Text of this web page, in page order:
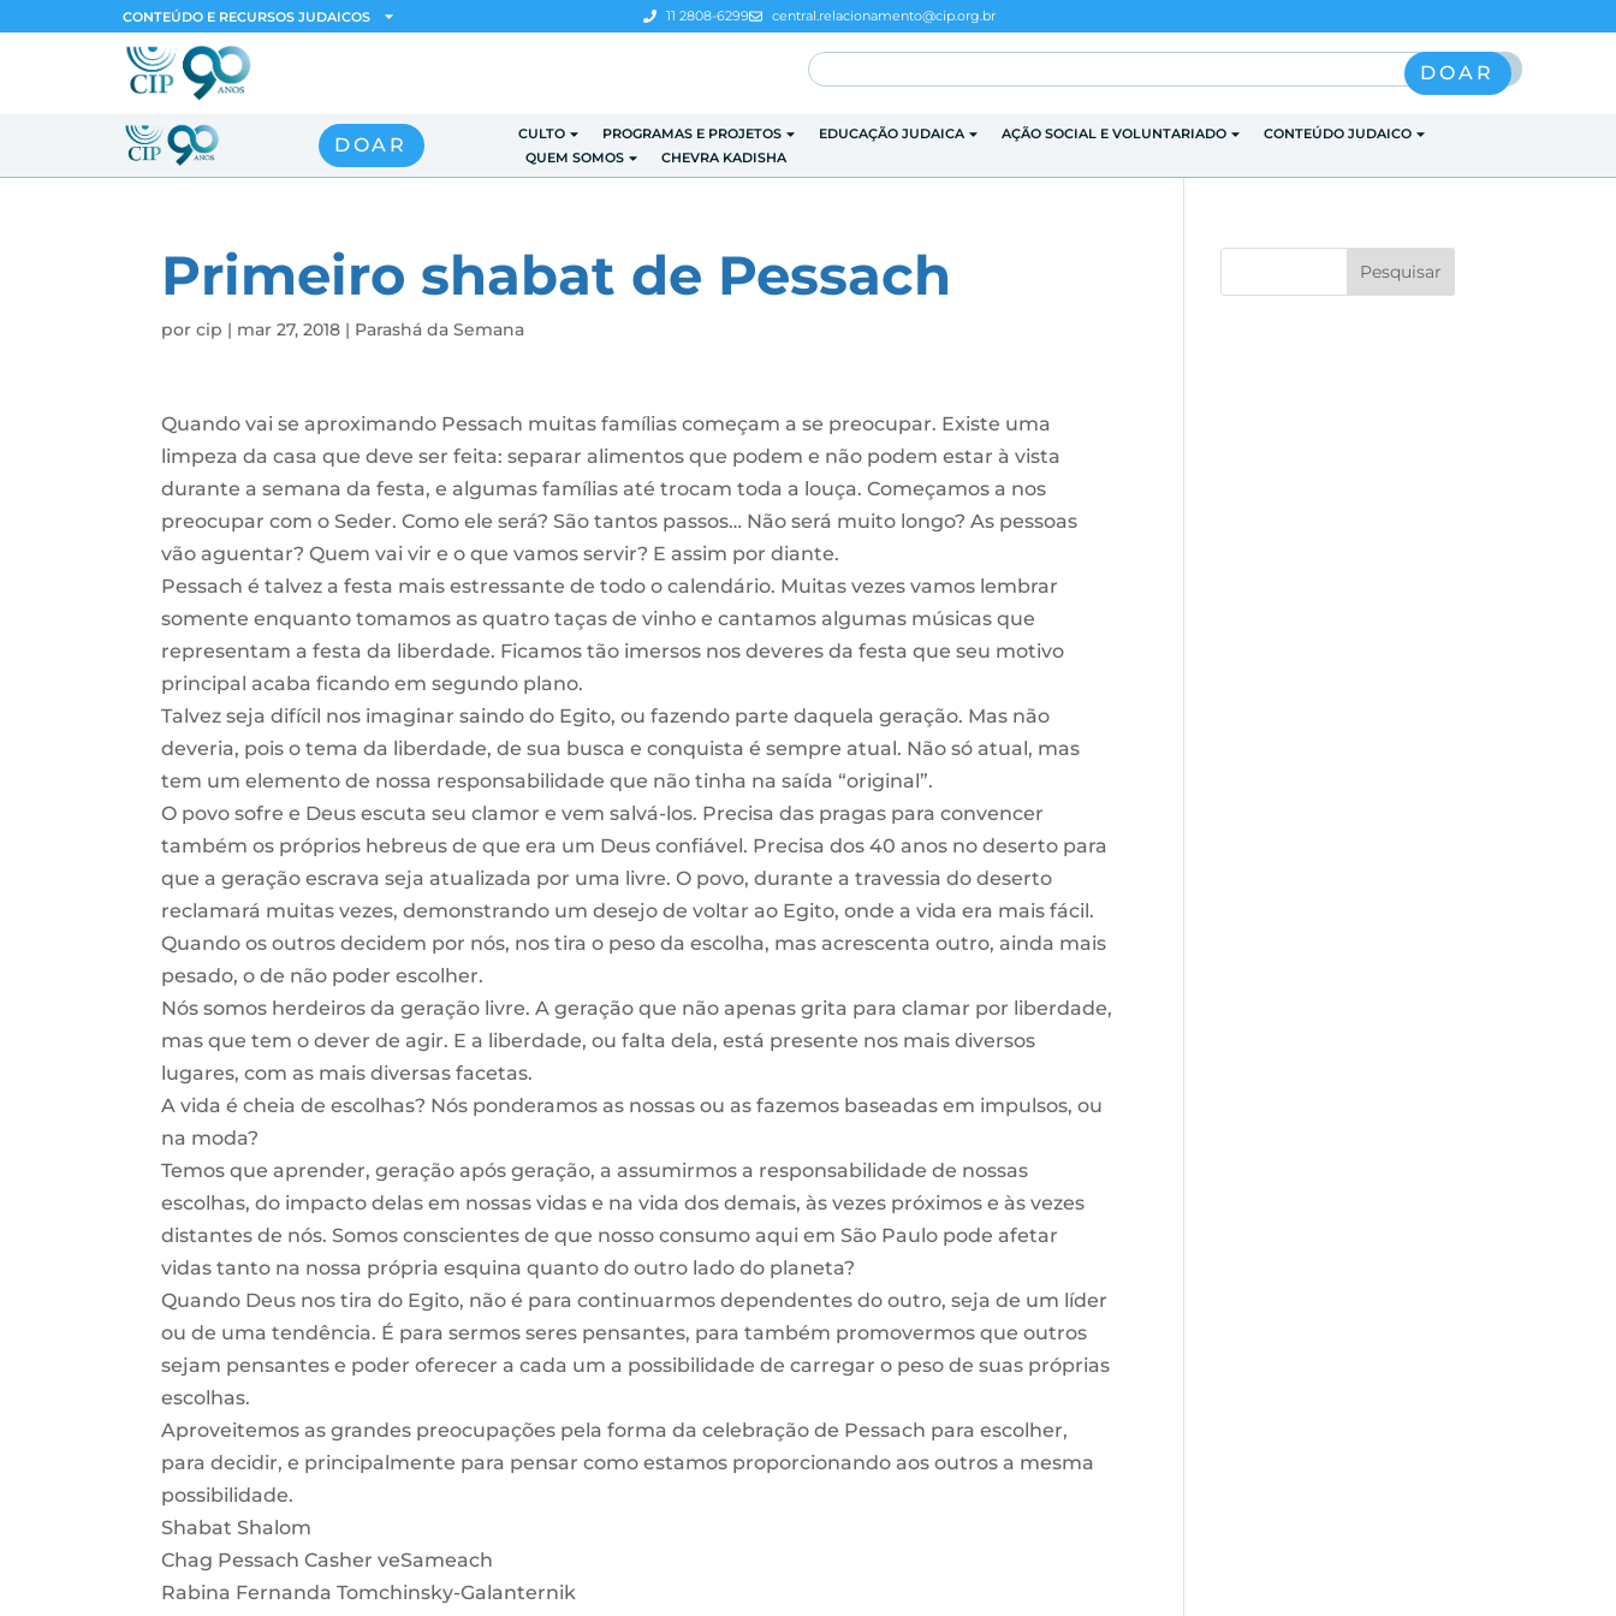
CONTEÚDO E RECURSOS JUDAICOS 11 2808-6299 central.relacionamento@cip.org.br
Pesquisar
DOAR
DOAR CULTO PROGRAMAS E PROJETOS EDUCAÇÃO JUDAICA AÇÃO SOCIAL E VOLUNTARIADO
CONTEÚDO JUDAICO
QUEM SOMOS
CHEVRA KADISHA
Primeiro shabat de Pessach
porcip | mar 27, 2018 | Parashá da Semana
Quando vai se aproximando Pessach muitas famílias começam a se preocupar. Existe uma
limpeza da casa que deve ser feita: separar alimentos que podem e não podem estar à vista
durante a semana da festa, e algumas famílias até trocam toda a louça. Começamos a nos
preocupar com o Seder. Como ele será? São tantos passos… Não será muito longo? As pessoas
vão aguentar? Quem vai vir e o que vamos servir? E assim por diante.
Pessach é talvez a festa mais estressante de todo o calendário. Muitas vezes vamos lembrar
somente enquanto tomamos as quatro taças de vinho e cantamos algumas músicas que
representam a festa da liberdade. Ficamos tão imersos nos deveres da festa que seu motivo
principal acaba ficando em segundo plano.
Talvez seja difícil nos imaginar saindo do Egito, ou fazendo parte daquela geração. Mas não
deveria, pois o tema da liberdade, de sua busca e conquista é sempre atual. Não só atual, mas
tem um elemento de nossa responsabilidade que não tinha na saída “original”.
O povo sofre e Deus escuta seu clamor e vem salvá-los. Precisa das pragas para convencer
também os próprios hebreus de que era um Deus confiável. Precisa dos 40 anos no deserto para
que a geração escrava seja atualizada por uma livre. O povo, durante a travessia do deserto
reclamará muitas vezes, demonstrando um desejo de voltar ao Egito, onde a vida era mais fácil.
Quando os outros decidem por nós, nos tira o peso da escolha, mas acrescenta outro, ainda mais
pesado, o de não poder escolher.
Nós somos herdeiros da geração livre. A geração que não apenas grita para clamar por liberdade,
mas que tem o dever de agir. E a liberdade, ou falta dela, está presente nos mais diversos
lugares, com as mais diversas facetas.
A vida é cheia de escolhas? Nós ponderamos as nossas ou as fazemos baseadas em impulsos, ou
na moda?
Temos que aprender, geração após geração, a assumirmos a responsabilidade de nossas
escolhas, do impacto delas em nossas vidas e na vida dos demais, às vezes próximos e às vezes
distantes de nós. Somos conscientes de que nosso consumo aqui em São Paulo pode afetar
vidas tanto na nossa própria esquina quanto do outro lado do planeta?
Quando Deus nos tira do Egito, não é para continuarmos dependentes do outro, seja de um líder
ou de uma tendência. É para sermos seres pensantes, para também promovermos que outros
sejam pensantes e poder oferecer a cada um a possibilidade de carregar o peso de suas próprias
escolhas.
Aproveitemos as grandes preocupações pela forma da celebração de Pessach para escolher,
para decidir, e principalmente para pensar como estamos proporcionando aos outros a mesma
possibilidade.
Shabat Shalom
Chag Pessach Casher veSameach
Rabina Fernanda Tomchinsky-Galanternik